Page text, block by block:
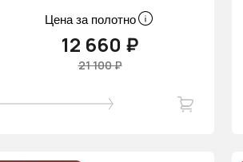
Цена за полотно
12 660 ₽
21 100 ₽